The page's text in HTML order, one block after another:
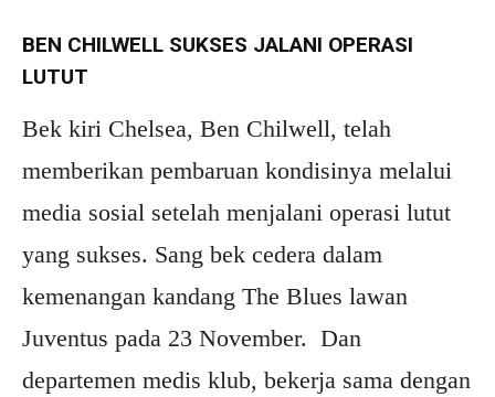
BEN CHILWELL SUKSES JALANI OPERASI
LUTUT
Bek kiri Chelsea, Ben Chilwell, telah
memberikan pembaruan kondisinya melalui
media sosial setelah menjalani operasi lutut
yang sukses. Sang bek cedera dalam
kemenangan kandang The Blues lawan
Juventus pada 23 November. Dan
departemen medis klub, bekerja sama dengan